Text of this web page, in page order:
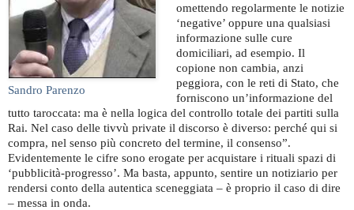
Sandro Parenzo
omettendo regolarmente le notizie
‘negative’ oppure una qualsiasi
informazione sulle cure
domiciliari, ad esempio. Il
copione non cambia, anzi
peggiora, con le reti di Stato, che
forniscono un’informazione del
tutto taroccata: ma è nella logica del controllo totale dei partiti sulla
Rai. Nel caso delle tivvù private il discorso è diverso: perché qui si
compra, nel senso più concreto del termine, il consenso”.
Evidentemente le cifre sono erogate per acquistare i rituali spazi di
‘pubblicità-progresso’. Ma basta, appunto, sentire un notiziario per
rendersi conto della autentica sceneggiata – è proprio il caso di dire
– messa in onda.